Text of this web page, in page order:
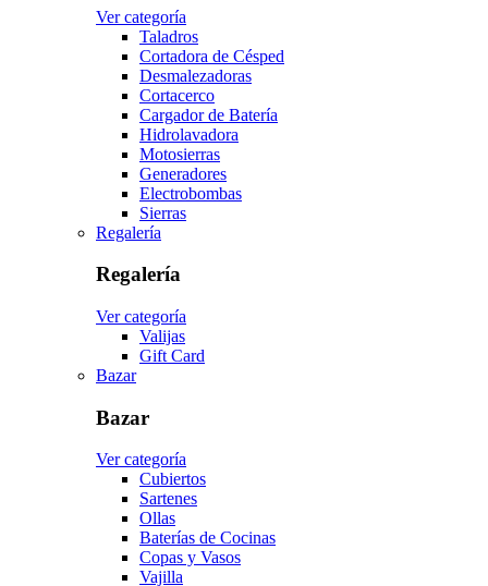
Ver categoría
Taladros
Cortadora de Césped
Desmalezadoras
Cortacerco
Cargador de Batería
Hidrolavadora
Motosierras
Generadores
Electrobombas
Sierras
Regalería
Regalería
Ver categoría
Valijas
Gift Card
Bazar
Bazar
Ver categoría
Cubiertos
Sartenes
Ollas
Baterías de Cocinas
Copas y Vasos
Vajilla